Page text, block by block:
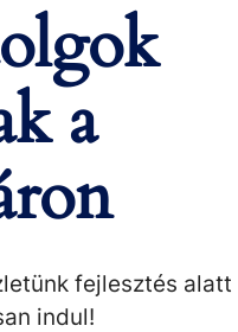
a
fejlesztés alatt
indul!